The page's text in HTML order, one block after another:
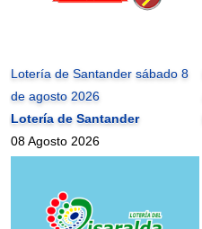
Lotería de Santander sábado 8
de agosto 2026
Lotería de Santander
08 Agosto 2026